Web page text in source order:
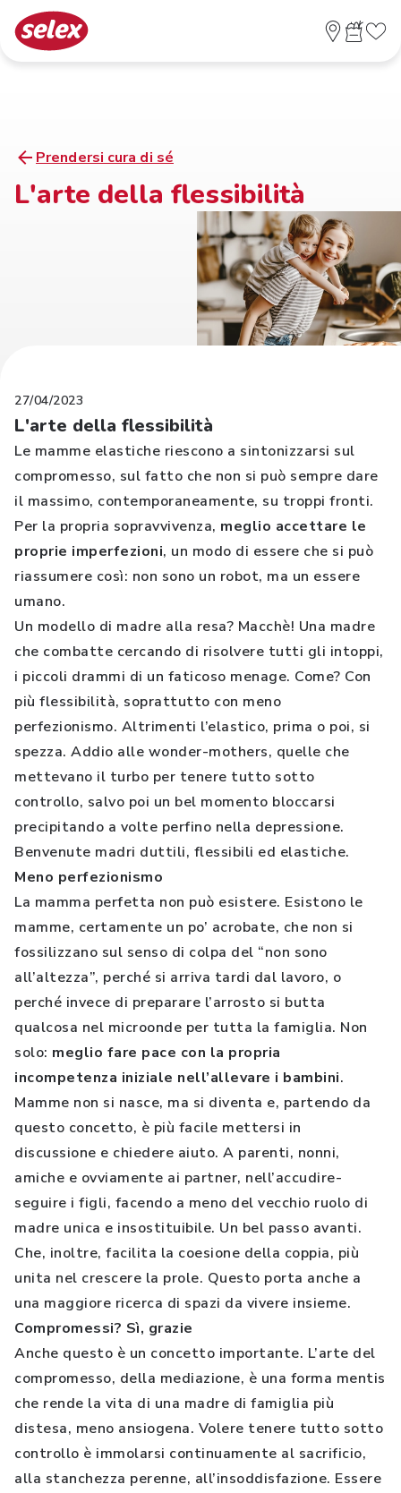
Prendersi cura di sé
L'arte della flessibilità
27/04/2023
L'arte della flessibilità
Le mamme elastiche riescono a sintonizzarsi sul
compromesso, sul fatto che non si può sempre dare
il massimo, contemporaneamente, su troppi fronti.
Per la propria sopravvivenza, meglio accettare le
proprie imperfezioni, un modo di essere che si può
riassumere così: non sono un robot, ma un essere
umano.
Un modello di madre alla resa? Macchè! Una madre
che combatte cercando di risolvere tutti gli intoppi,
i piccoli drammi di un faticoso menage. Come? Con
più flessibilità, soprattutto con meno
perfezionismo. Altrimenti l’elastico, prima o poi, si
spezza. Addio alle wonder-mothers, quelle che
mettevano il turbo per tenere tutto sotto
controllo, salvo poi un bel momento bloccarsi
precipitando a volte perfino nella depressione.
Benvenute madri duttili, flessibili ed elastiche.
Meno perfezionismo
La mamma perfetta non può esistere. Esistono le
mamme, certamente un po’ acrobate, che non si
fossilizzano sul senso di colpa del “non sono
all’altezza”, perché si arriva tardi dal lavoro, o
perché invece di preparare l’arrosto si butta
qualcosa nel microonde per tutta la famiglia. Non
solo: meglio fare pace con la propria
incompetenza iniziale nell’allevare i bambini.
Mamme non si nasce, ma si diventa e, partendo da
questo concetto, è più facile mettersi in
discussione e chiedere aiuto. A parenti, nonni,
amiche e ovviamente ai partner, nell’accudire-
seguire i figli, facendo a meno del vecchio ruolo di
madre unica e insostituibile. Un bel passo avanti.
Che, inoltre, facilita la coesione della coppia, più
unita nel crescere la prole. Questo porta anche a
una maggiore ricerca di spazi da vivere insieme.
Compromessi? Sì, grazie
Anche questo è un concetto importante. L’arte del
compromesso, della mediazione, è una forma mentis
che rende la vita di una madre di famiglia più
distesa, meno ansiogena. Volere tenere tutto sotto
controllo è immolarsi continuamente al sacrificio,
alla stanchezza perenne, all’insoddisfazione. Essere